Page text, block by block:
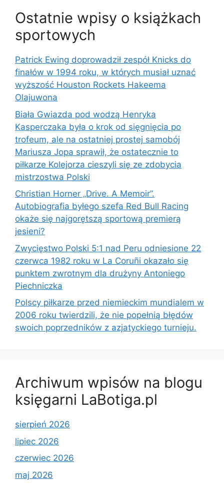
Ostatnie wpisy o książkach
sportowych
Patrick Ewing doprowadził zespół Knicks do
finałów w 1994 roku, w których musiał uznać
wyższość Houston Rockets Hakeema
Olajuwona
Biała Gwiazda pod wodzą Henryka
Kasperczaka była o krok od sięgnięcia po
trofeum, ale na ostatniej prostej samobój
Mariusza Jopa sprawił, że ostatecznie to
piłkarze Kolejorza cieszyli się ze zdobycia
mistrzostwa Polski
Christian Horner „Drive. A Memoir”.
Autobiografia byłego szefa Red Bull Racing
okaże się najgorętszą sportową premierą
jesieni?
Zwycięstwo Polski 5:1 nad Peru odniesione 22
czerwca 1982 roku w La Coruñi okazało się
punktem zwrotnym dla drużyny Antoniego
Piechniczka
Polscy piłkarze przed niemieckim mundialem w
2006 roku twierdzili, że nie popełnią błędów
swoich poprzedników z azjatyckiego turnieju.
Archiwum wpisów na blogu
księgarni LaBotiga.pl
sierpień 2026
lipiec 2026
czerwiec 2026
maj 2026